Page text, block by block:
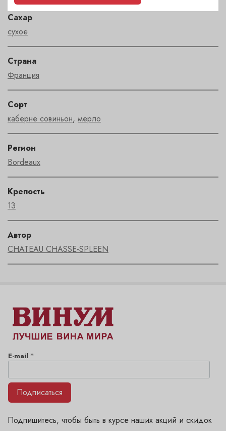
Сахар
сухое
Страна
Франция
Сорт
каберне совиньон, мерло
Регион
Bordeaux
Крепость
13
Автор
CHATEAU CHASSE-SPLEEN
Подпишитесь, чтобы быть в курсе наших акций и скидок
E-mail *
Подписаться